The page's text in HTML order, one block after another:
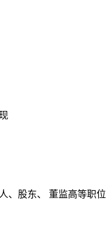
、股东、 董监高等职位